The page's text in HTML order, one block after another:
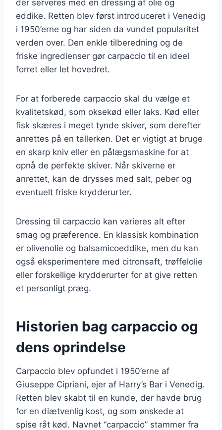
der serveres med en dressing af olie og
eddike. Retten blev først introduceret i Venedig
i 1950’erne og har siden da vundet popularitet
verden over. Den enkle tilberedning og de
friske ingredienser gør carpaccio til en ideel
forret eller let hovedret.
For at forberede carpaccio skal du vælge et
kvalitetskød, som oksekød eller laks. Kød eller
fisk skæres i meget tynde skiver, som derefter
anrettes på en tallerken. Det er vigtigt at bruge
en skarp kniv eller en pålægsmaskine for at
opnå de perfekte skiver. Når skiverne er
anrettet, kan de drysses med salt, peber og
eventuelt friske krydderurter.
Dressing til carpaccio kan varieres alt efter
smag og præference. En klassisk kombination
er olivenolie og balsamicoeddike, men du kan
også eksperimentere med citronsaft, trøffelolie
eller forskellige krydderurter for at give retten
et personligt præg.
Historien bag carpaccio og
dens oprindelse
Carpaccio blev opfundet i 1950’erne af
Giuseppe Cipriani, ejer af Harry’s Bar i Venedig.
Retten blev skabt til en kunde, der havde brug
for en diætvenlig kost, og som ønskede at
spise råt kød. Navnet “carpaccio” stammer fra